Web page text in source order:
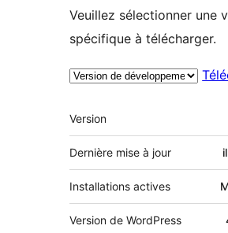
Veuillez sélectionner une
spécifique à télécharger.
Méta
Version
Dernière mise à jour
Installations actives
Version de WordPress